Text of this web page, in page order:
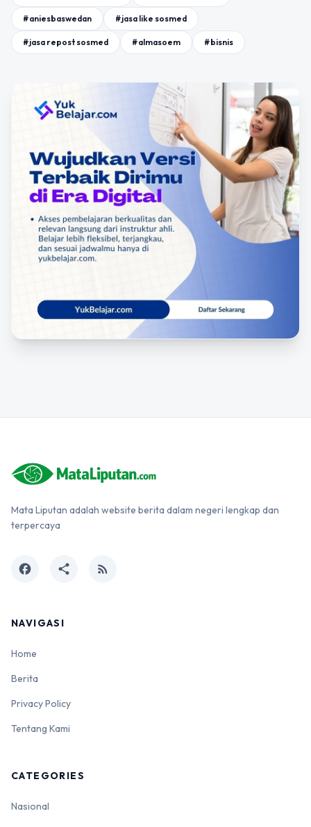
#aniesbaswedan #jasa like sosmed
#jasa repost sosmed #almasoem #bisnis
Mata Liputan adalah website berita dalam negeri lengkap dan
terpercaya
facebook share rss_feed
NAVIGASI
Home
Berita
Privacy Policy
Tentang Kami
CATEGORIES
Nasional